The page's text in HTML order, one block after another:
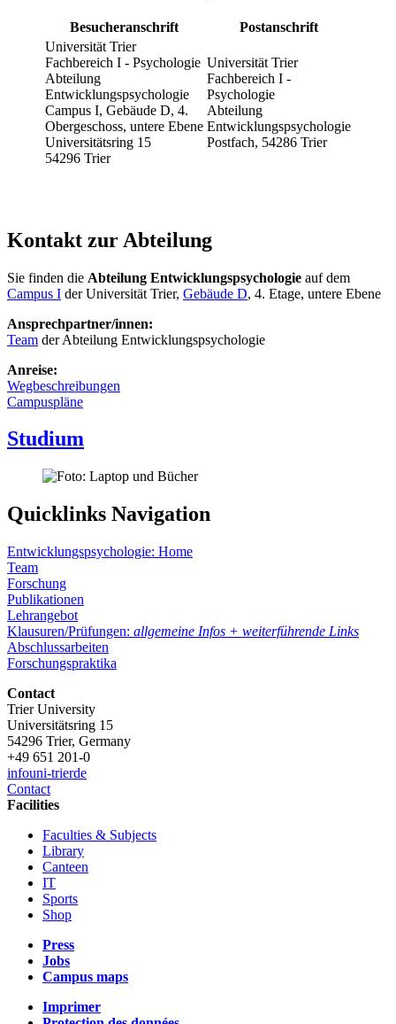
Besucheranschrift
Postanschrift
Universität Trier
Fachbereich I - Psychologie
Abteilung
Entwicklungspsychologie
Campus I, Gebäude D, 4.
Obergeschoss, untere Ebene
Universitätsring 15
54296 Trier
Universität Trier
Fachbereich I -
Psychologie
Abteilung
Entwicklungspsychologie
Postfach, 54286 Trier
Kontakt zur Abteilung
Sie finden die Abteilung Entwicklungspsychologie auf dem
Campus I der Universität Trier, Gebäude D, 4. Etage, untere Ebene
Ansprechpartner/innen:
Team der Abteilung Entwicklungspsychologie
Anreise:
Wegbeschreibungen
Campuspläne
Studium
Quicklinks Navigation
Entwicklungspsychologie: Home
Team
Forschung
Publikationen
Lehrangebot
Klausuren/Prüfungen: allgemeine Infos + weiterführende Links
Abschlussarbeiten
Forschungspraktika
Contact
Trier University
Universitätsring 15
54296 Trier, Germany
+49 651 201-0
infouni-trierde
Contact
Facilities
Faculties & Subjects
Library
Canteen
IT
Sports
Shop
Press
Jobs
Campus maps
Imprimer